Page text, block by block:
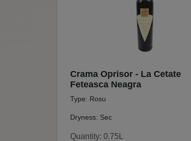
Crama Oprisor - La Cetate
Feteasca Neagra
Type: Rosu
Dryness: Sec
Quantity: 0.75L